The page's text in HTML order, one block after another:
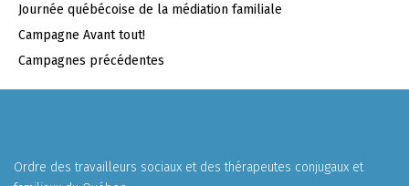
Journée québécoise de la médiation familiale
Campagne Avant tout!
Campagnes précédentes
Ordre des travailleurs sociaux et des thérapeutes conjugaux et